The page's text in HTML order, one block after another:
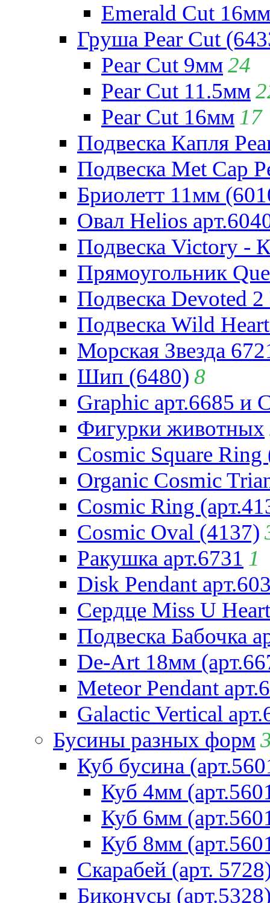
Emerald Cut 16мм
Груша Pear Cut
Pear Cut 9мм24
Pear Cut 11.5мм
Pear Cut 16мм 17
Подвеска Капля
Подвеска Met Cap
Бриолетт 11мм
Овал Helios
Подвеска Victory -
Прямоугольник
Подвеска Devoted
Подвеска Wild
Морская Звезда
Шип (6480) 8
Graphic арт.6685 и
Фигурки животных
Cosmic Square Ring
Organic Cosmic
Cosmic Ring
Cosmic Oval (4137)
Ракушка арт.6731 1
Disk Pendant
Сердце Miss U
Подвеска Бабочка
De-Art 18мм
Meteor Pendant
Galactic Vertical
Бусины разных форм
Куб бусина
Куб 4мм
Куб 6мм
Куб 8мм
Скарабей (арт.
Биконусы